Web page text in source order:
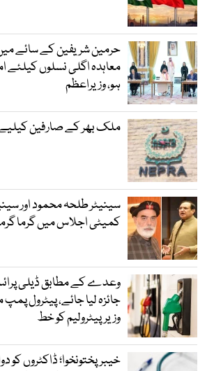
حرمین شریفین کے سائے
معاہدہ اگلی نسلوں کیلئے
ہو، وزیراعظم
ملک بھر کے صارفین
سینیٹر طلحہ محمود اور
کمیٹی اجلاس میں گرما
وعدے کے مطابق ڈیلی
جائزہ لیا جائے، پیٹرول پمپ
وزیرپیٹرولیم کو خط
خیبرپختونخوا؛ ڈاکٹروں کو